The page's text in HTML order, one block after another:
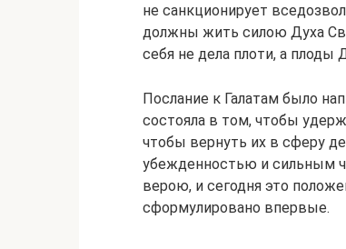
не санкционирует
должны жить силою Духа
себя не дела плоти, а плоды
Послание к Галатам было
состояла в том, чтобы
чтобы вернуть их в сферу
убежденностью и сильным
верою, и сегодня это
сформулировано впервые.